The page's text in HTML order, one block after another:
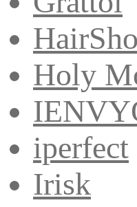
Holy
iperfect
Irisk